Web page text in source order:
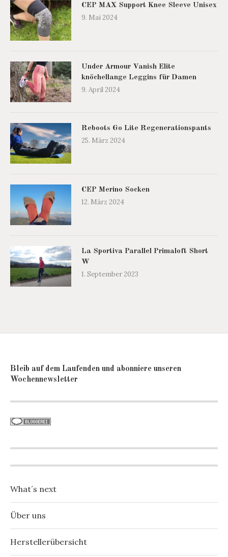
CEP MAX Support Knee Sleeve Unisex
9. Mai 2024
Under Armour Vanish Elite
knöchellange Leggins für Damen
9. April 2024
Reboots Go Lite Regenerationspants
25. März 2024
CEP Merino Socken
12. März 2024
La Sportiva Parallel Primaloft Short
W
1. September 2023
Bleib auf dem Laufenden und abonniere unseren
Wochennewsletter
What´s next
Über uns
Herstellerübersicht